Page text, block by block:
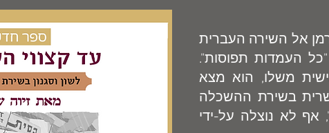
אל השירה העברית
העמדות תפוסות".
משלו, הוא מצא
בשירת ההשכלה
אף לא נוצלה על-ידי